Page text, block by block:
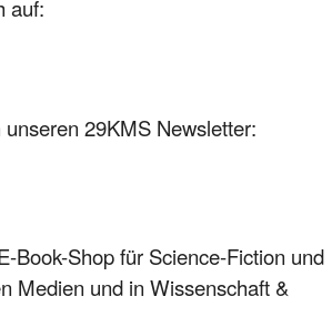
auf:
29KMS Newsletter:
Book-Shop für Science-Fiction und
Medien und in Wissenschaft &